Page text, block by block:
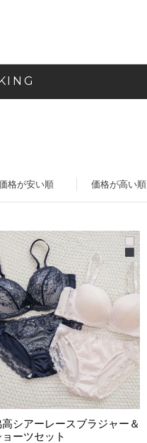
格が安い順 価格が高い順
高シアーレースブラジャー＆
ョーツセット